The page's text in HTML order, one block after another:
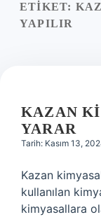
Yasal Uyarı
ETIKET:
YAPILIR
KAZAN
YARAR
Tarih: Kasım 13,
Kazan
kullanılan
kimyasallara